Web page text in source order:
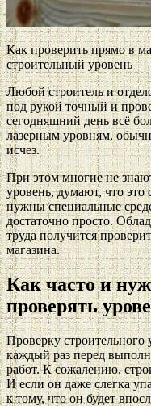
Как проверить прямо в
строительный уровень
Любой строитель и
под рукой точный и
сегодняшний день всё
лазерным уровням,
исчез.
При этом многие не
уровень, думают, что
нужны специальные
достаточно просто.
труда получится
магазина.
Как часто и
проверять
Проверку строительного
каждый раз перед
работ. К сожалению,
И если он даже слегка
к тому, что он будет